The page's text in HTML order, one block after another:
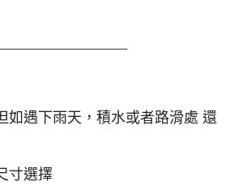
如遇下雨天，積水或者路滑處 還
寸選擇